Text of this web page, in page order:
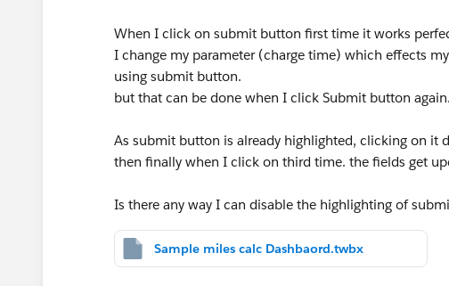
When I click on submit button first time it works
I change my parameter (charge time) which effects
using submit button.
but that can be done when I click Submit button again.
As submit button is already highlighted, clicking on it
then finally when I click on third time. the fields get
Is there any way I can disable the highlighting of
Sample miles calc Dashbaord.twbx